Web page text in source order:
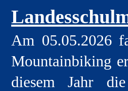
Am 05.05.2026
Mountainbiking
diesem Jahr die